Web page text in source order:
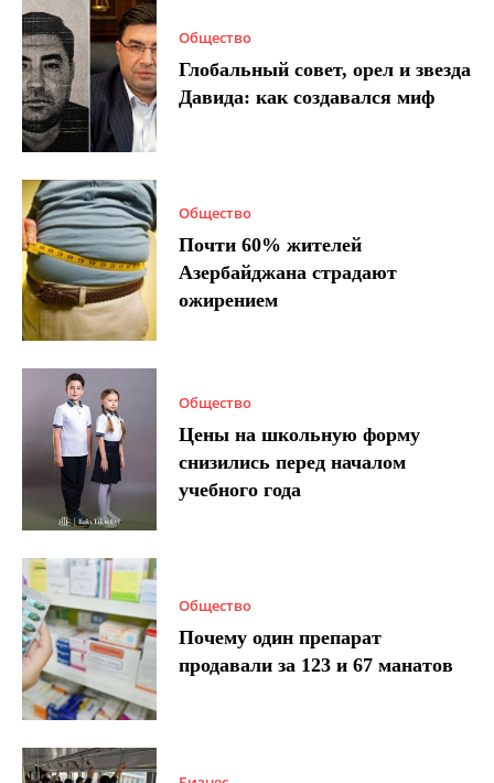
Общество
Глобальный совет, орел и звезда
Давида: как создавался миф
Общество
Почти 60% жителей
Азербайджана страдают
ожирением
Общество
Цены на школьную форму
снизились перед началом
учебного года
Общество
Почему один препарат
продавали за 123 и 67 манатов